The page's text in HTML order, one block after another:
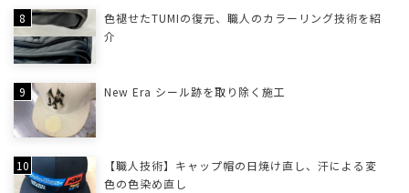
色褪せたTUMIの復元、職人のカラーリング技術を紹
介
New Era シール跡を取り除く施工
【職人技術】キャップ帽の日焼け直し、汗による変
色の色染め直し